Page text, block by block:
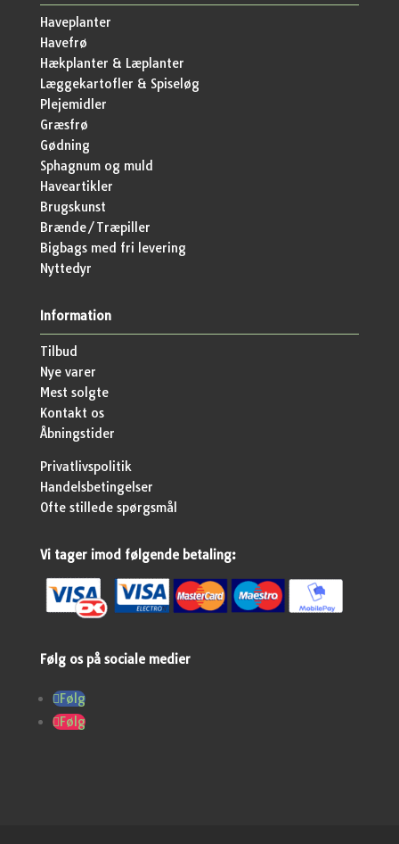
Haveplanter
Havefrø
Hækplanter & Læplanter
Læggekartofler & Spiseløg
Plejemidler
Græsfrø
Gødning
Sphagnum og muld
Haveartikler
Brugskunst
Brænde/Træpiller
Bigbags med fri levering
Nyttedyr
Information
Tilbud
Nye varer
Mest solgte
Kontakt os
Åbningstider
Privatlivspolitik
Handelsbetingelser
Ofte stillede spørgsmål
Vi tager imod følgende betaling:
Følg os på sociale medier
Følg
Følg